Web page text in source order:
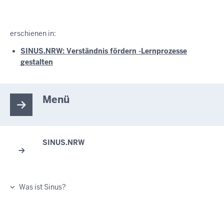
erschienen in:
SINUS.NRW: Verständnis fördern -Lernprozesse
gestalten
Menü
SINUS.NRW
Was ist Sinus?